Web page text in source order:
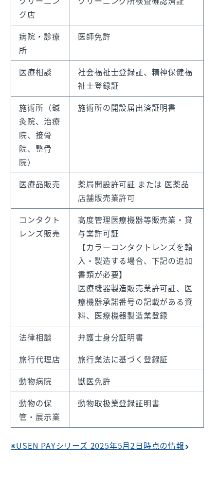
グ店
病院・診療
所
医師免許
医療相談
社会福祉士登録証、精神保健福
祉士登録証
施術所（鍼
灸院、治療
院、接骨
院、整骨
院）
施術所の開設届出済証明書
医療品販売
薬局開設許可証 または 医薬品
店舗販売業許可
コンタクト
レンズ販売
高度管理医療機器等販売業・貸
与業許可証
【カラーコンタクトレンズを輸
入・製造する場合、下記の追加
書類が必要】
医療機器製造販売業許可証、医
療機器承諾番号の記載がある資
料、医療機器製造業登録
法律相談
弁護士身分証明書
旅行代理店
旅行業法に基づく登録証
動物病院
獣医免許
動物の保
管・展示業
動物取扱業登録証明書
※USEN PAYシリーズ 2025年5月2日時点の情報